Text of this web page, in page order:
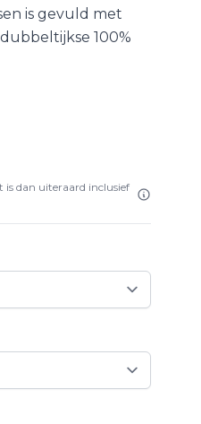
is gevuld met
100%
dan uiteraard inclusief